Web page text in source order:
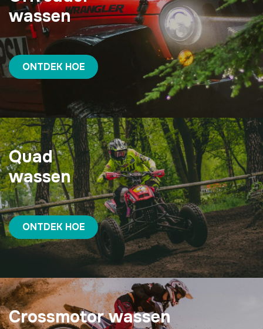
wassen
ONTDEK HOE
Quad
wassen
ONTDEK HOE
Crossmotor wassen